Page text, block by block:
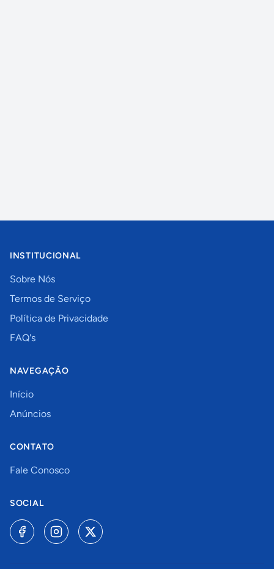
INSTITUCIONAL
Sobre Nós
Termos de Serviço
Política de Privacidade
FAQ's
NAVEGAÇÃO
Início
Anúncios
CONTATO
Fale Conosco
SOCIAL